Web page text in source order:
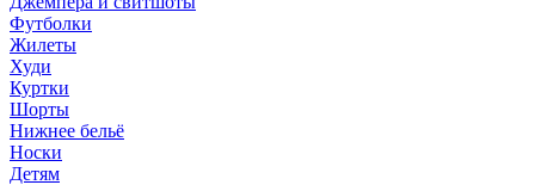
Футболки
Жилеты
Худи
Куртки
Шорты
Нижнее бельё
Носки
Детям